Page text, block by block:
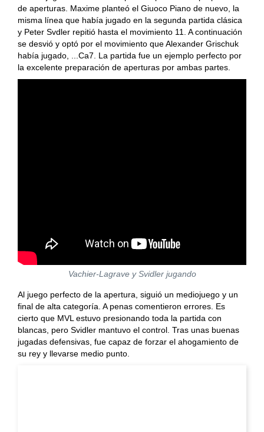
de aperturas. Maxime planteó el Giuoco Piano de nuevo, la
misma línea que había jugado en la segunda partida clásica
y Peter Svdler repitió hasta el movimiento 11. A continuación
se desvió y optó por el movimiento que Alexander Grischuk
había jugado, ...Ca7. La partida fue un ejemplo perfecto por
la excelente preparación de aperturas por ambas partes.
Vachier-Lagrave y Svidler jugando
Al juego perfecto de la apertura, siguió un mediojuego y un
final de alta categoría. A penas comentieron errores. Es
cierto que MVL estuvo presionando toda la partida con
blancas, pero Svidler mantuvo el control. Tras unas buenas
jugadas defensivas, fue capaz de forzar el ahogamiento de
su rey y llevarse medio punto.